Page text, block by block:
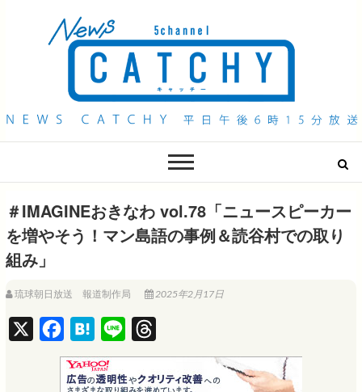
QAB NEWS Headline
＃IMAGINEおきなわ vol.78「ニュースピーカー
を増やそう！マン島語の事例＆読谷村での取り
組み」
琉球朝日放送 報道制作局 2025年2月17日
a
c
H
a
t
i
n
h
r